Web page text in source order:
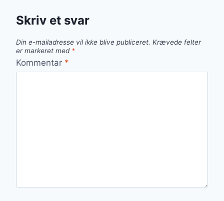
Skriv et svar
Din e-mailadresse vil ikke blive publiceret. Krævede felter
er markeret med *
Kommentar *